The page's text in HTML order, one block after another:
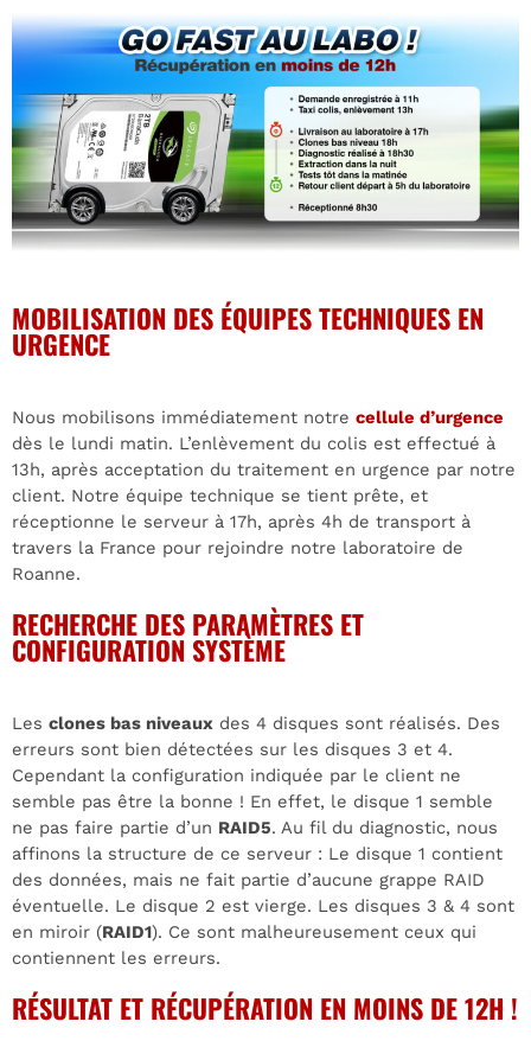
MOBILISATION DES ÉQUIPES TECHNIQUES EN
URGENCE
Nous mobilisons immédiatement notre cellule d’urgence
dès le lundi matin. L’enlèvement du colis est effectué à
13h, après acceptation du traitement en urgence par notre
client. Notre équipe technique se tient prête, et
réceptionne le serveur à 17h, après 4h de transport à
travers la France pour rejoindre notre laboratoire de
Roanne.
RECHERCHE DES PARAMÈTRES ET
CONFIGURATION SYSTÈME
Les clones bas niveaux des 4 disques sont réalisés. Des
erreurs sont bien détectées sur les disques 3 et 4.
Cependant la configuration indiquée par le client ne
semble pas être la bonne ! En effet, le disque 1 semble
ne pas faire partie d’un RAID5. Au fil du diagnostic, nous
affinons la structure de ce serveur : Le disque 1 contient
des données, mais ne fait partie d’aucune grappe RAID
éventuelle. Le disque 2 est vierge. Les disques 3 & 4 sont
en miroir (RAID1). Ce sont malheureusement ceux qui
contiennent les erreurs.
RÉSULTAT ET RÉCUPÉRATION EN MOINS DE 12H !